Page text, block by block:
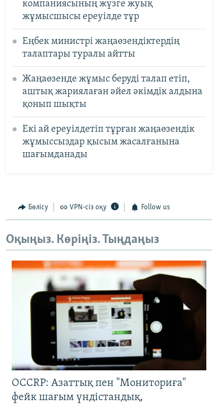
компаниясының жүзге жуық
жұмысшысы ереуілде тұр
Еңбек министрі жаңаөзендіктердің
талаптары туралы айтты
Жаңаөзенде жұмыс беруді талап етіп,
аштық жариялаған әйел әкімдік алдына
қонып шықты
Екі ай ереуілдетіп тұрған жаңаөзендік
жұмыссыздар қысым жасалғанына
шағымданады
Бөлісу VPN-сіз оқу Follow us
Оқыңыз. Көріңіз. Тыңдаңыз
OCCRP: Азаттық пен "Мониториға"
фейк шағым үндістандық,